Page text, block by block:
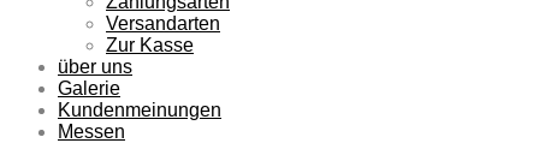
Versandarten
Zur Kasse
über uns
Galerie
Kundenmeinungen
Messen